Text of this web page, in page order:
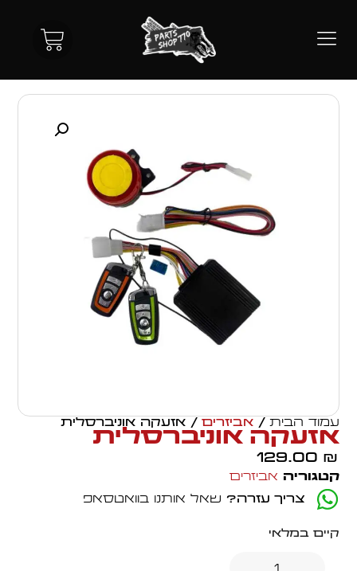
עמוד הבית / אביזרים / אזעקה אוניברסלית
אזעקה אוניברסלית
129.00 ₪
קטגוריה אביזרים
צריך עזרה? שאל אותנו בוואטסאפ
קיים במלאי